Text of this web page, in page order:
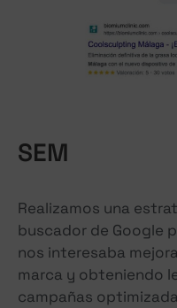
SEM
Realizamos una
buscador de Google
nos interesaba
marca y obteniendo
campañas